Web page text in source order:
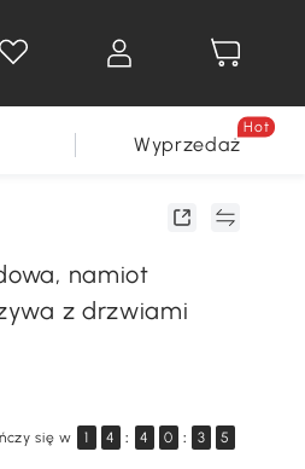
Wyprzedaż
Hot
namiot
z drzwiami
się w 1 4 : 4 0 : 3 4